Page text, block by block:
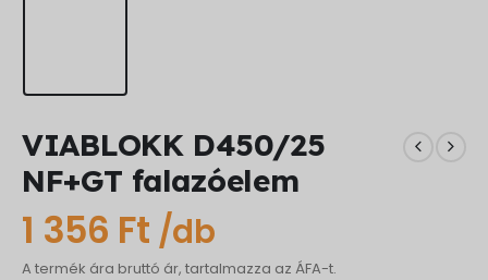
VIABLOKK D450/25
NF+GT falazóelem
1 356 Ft /db
A termék ára bruttó ár, tartalmazza az ÁFA-t.